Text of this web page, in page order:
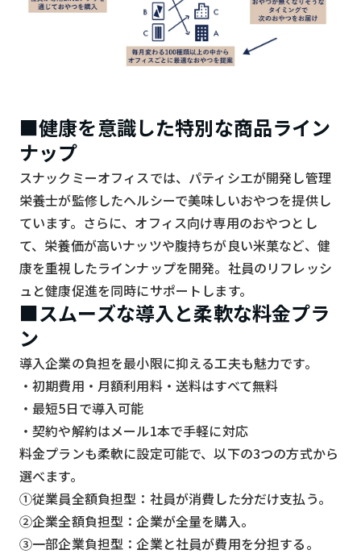
■健康を意識した特別な商品ライン
ナップ
スナックミーオフィスでは、パティシエが開発し管理
栄養士が監修したヘルシーで美味しいおやつを提供し
ています。さらに、オフィス向け専用のおやつとし
て、栄養価が高いナッツや腹持ちが良い米菓など、健
康を重視したラインナップを開発。社員のリフレッシ
ュと健康促進を同時にサポートします。
■スムーズな導入と柔軟な料金プラ
ン
導入企業の負担を最小限に抑える工夫も魅力です。
・初期費用・月額利用料・送料はすべて無料
・最短5日で導入可能
・契約や解約はメール1本で手軽に対応
料金プランも柔軟に設定可能で、以下の3つの方式から
選べます。
①従業員全額負担型：社員が消費した分だけ支払う。
②企業全額負担型：企業が全量を購入。
③一部企業負担型：企業と社員が費用を分担する。